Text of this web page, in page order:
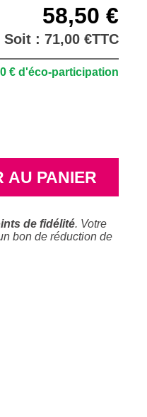
58,50 €
Soit : 71,00 €TTC
€d'éco-participation
AU PANIER
de fidélité. Votre
bon de réduction de